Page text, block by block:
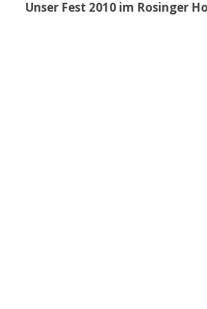
Unser Fest 2010 im Rosinger